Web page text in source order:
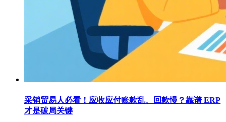
采销贸易人必看！应收应付账款乱、回款慢？靠谱 ERP
才是破局关键